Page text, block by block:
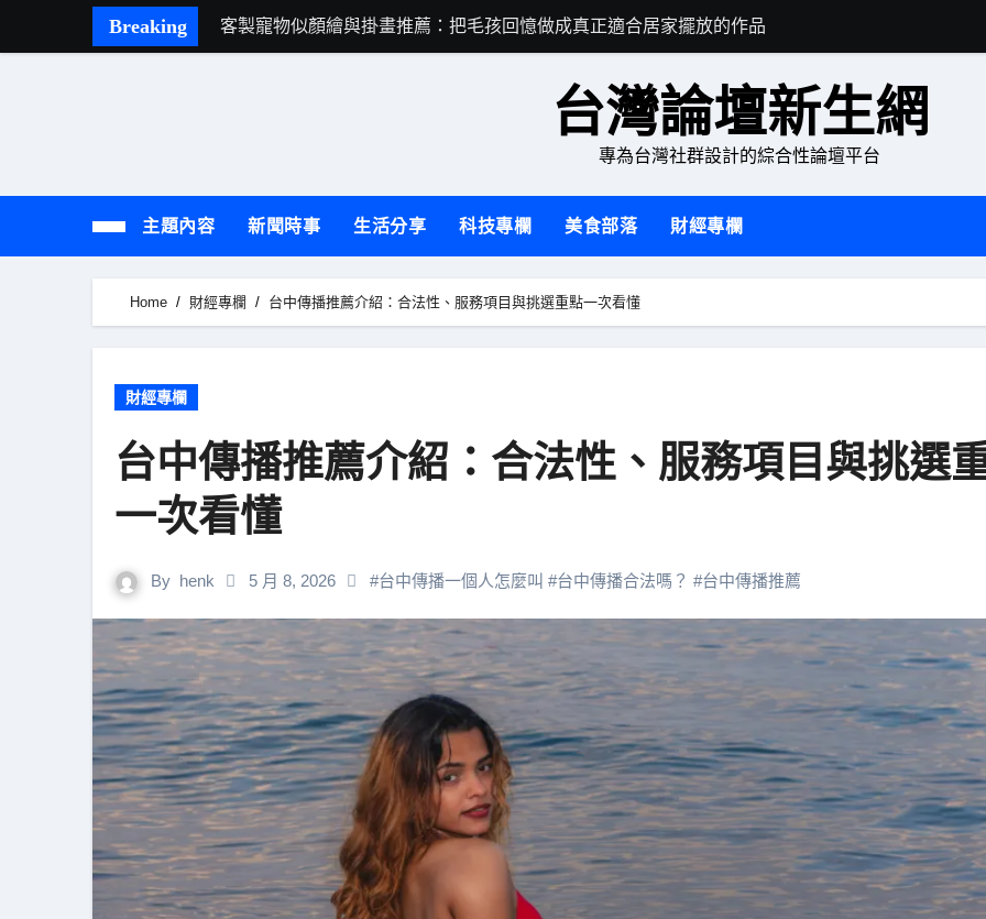
Breaking 客製寵物似顏繪與掛畫推薦：把毛孩回憶做成真正適合居家擺放的作品
台灣論壇新生網
專為台灣社群設計的綜合性論壇平台
主題內容 新聞時事 生活分享 科技專欄 美食部落 財經專欄
Home 財經專欄 台中傳播推薦介紹：合法性、服務項目與挑選重點一次看懂
財經專欄
台中傳播推薦介紹：合法性、服務項目與挑選
一次看懂
By henk 5 月 8, 2026 #台中傳播一個人怎麼叫 #台中傳播合法嗎？ #台中傳播推薦